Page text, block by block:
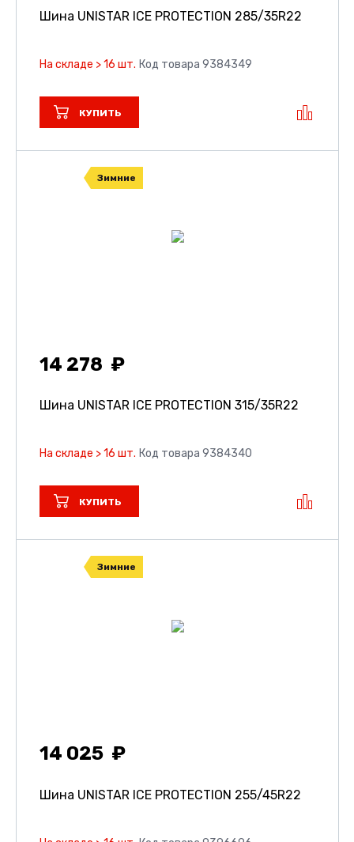
Шина UNISTAR ICE PROTECTION 285/35R22
На складе > 16 шт. Код товара 9384349
КУПИТЬ
Зимние
14 278
Шина UNISTAR ICE PROTECTION 315/35R22
На складе > 16 шт. Код товара 9384340
КУПИТЬ
Зимние
14 025
Шина UNISTAR ICE PROTECTION 255/45R22